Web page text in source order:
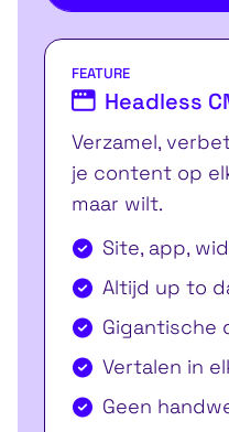
FEATURE
Headless
Verzamel,
je content op
maar wilt.
Site, app,
Altijd up to
Gigantische
Vertalen in
Geen